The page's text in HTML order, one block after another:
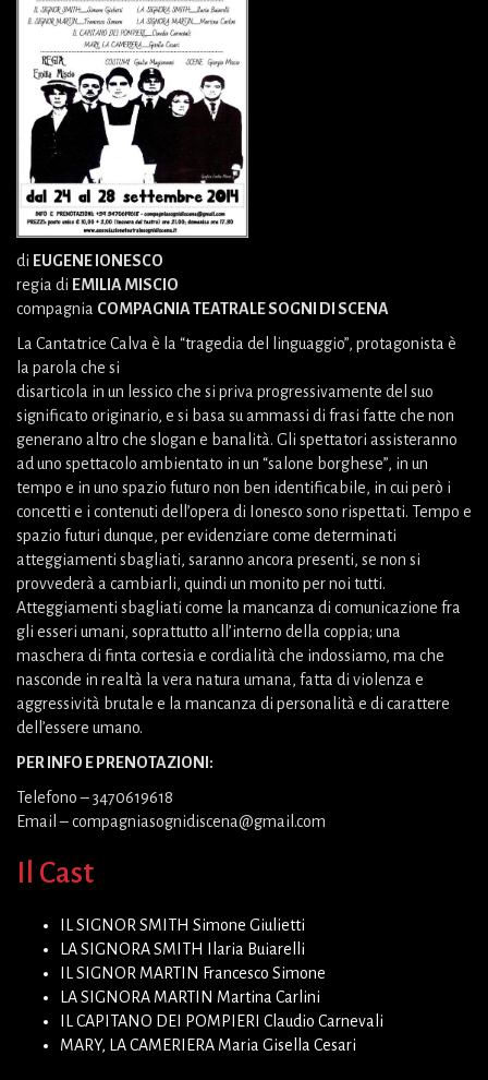
di EUGENE IONESCO
regia di EMILIA MISCIO
compagnia COMPAGNIA TEATRALE SOGNI DI SCENA
La Cantatrice Calva è la “tragedia del linguaggio”, protagonista è
la parola che si
disarticola in un lessico che si priva progressivamente del suo
significato originario, e si basa su ammassi di frasi fatte che non
generano altro che slogan e banalità. Gli spettatori assisteranno
ad uno spettacolo ambientato in un “salone borghese”, in un
tempo e in uno spazio futuro non ben identificabile, in cui però i
concetti e i contenuti dell’opera di Ionesco sono rispettati. Tempo e
spazio futuri dunque, per evidenziare come determinati
atteggiamenti sbagliati, saranno ancora presenti, se non si
provvederà a cambiarli, quindi un monito per noi tutti.
Atteggiamenti sbagliati come la mancanza di comunicazione fra
gli esseri umani, soprattutto all’interno della coppia; una
maschera di finta cortesia e cordialità che indossiamo, ma che
nasconde in realtà la vera natura umana, fatta di violenza e
aggressività brutale e la mancanza di personalità e di carattere
dell’essere umano.
PER INFO E PRENOTAZIONI:
Telefono – 3470619618
Email – compagniasognidiscena@gmail.com
Il Cast
IL SIGNOR SMITH Simone Giulietti
LA SIGNORA SMITH Ilaria Buiarelli
IL SIGNOR MARTIN Francesco Simone
LA SIGNORA MARTIN Martina Carlini
IL CAPITANO DEI POMPIERI Claudio Carnevali
MARY, LA CAMERIERA Maria Gisella Cesari